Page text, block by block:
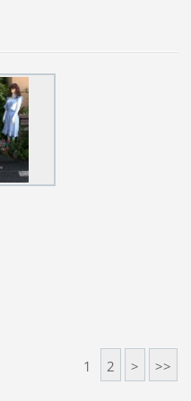
1 2 > >>